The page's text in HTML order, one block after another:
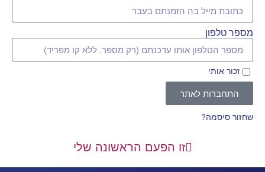
זו הפעם הראשונה שלי
מספר טלפון
זכור אותי
התחברות לאתר
שחזור סיסמה?